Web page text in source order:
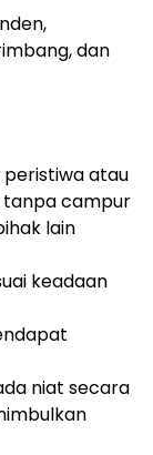
dan
atau
tanpa campur
lain
keadaan
niat secara